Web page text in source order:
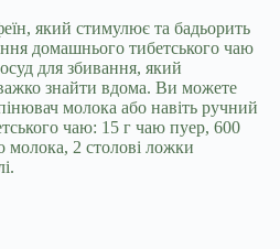
який стимулює та бадьорить
домашнього тибетського чаю
для збивання, який
знайти вдома. Ви можете
молока або навіть ручний
чаю: 15 г чаю пуер, 600
2 столові ложки